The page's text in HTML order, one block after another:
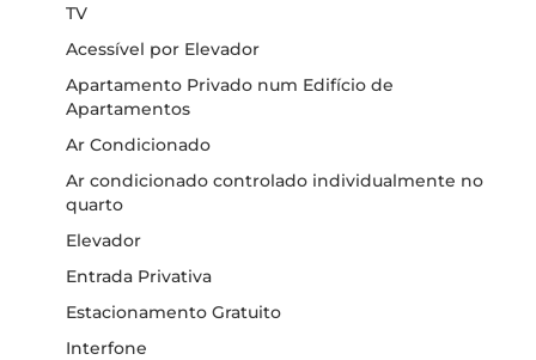
TV
Acessível por Elevador
Apartamento Privado num Edifício de
Apartamentos
Ar Condicionado
Ar condicionado controlado individualmente no
quarto
Elevador
Entrada Privativa
Estacionamento Gratuito
Interfone